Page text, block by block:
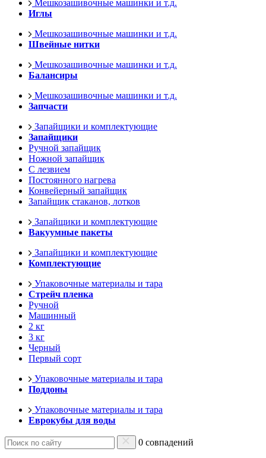
Мешкозашивочные машинки и т.д.
Иглы
Мешкозашивочные машинки и т.д.
Швейные нитки
Мешкозашивочные машинки и т.д.
Балансиры
Мешкозашивочные машинки и т.д.
Запчасти
Запайщики и комплектующие
Запайщики
Ручной запайщик
Ножной запайщик
С лезвием
Постоянного нагрева
Конвейерный запайщик
Запайщик стаканов, лотков
Запайщики и комплектующие
Вакуумные пакеты
Запайщики и комплектующие
Комплектующие
Упаковочные материалы и тара
Стрейч пленка
Ручной
Машинный
2 кг
3 кг
Черный
Первый сорт
Упаковочные материалы и тара
Поддоны
Упаковочные материалы и тара
Еврокубы для воды
0 совпадений